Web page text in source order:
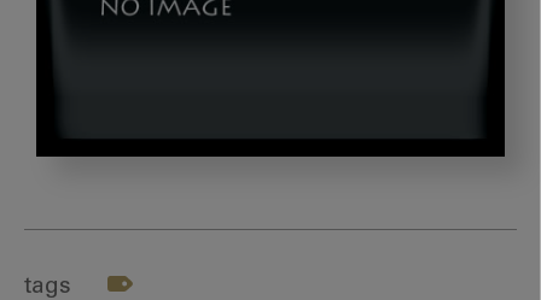
tags